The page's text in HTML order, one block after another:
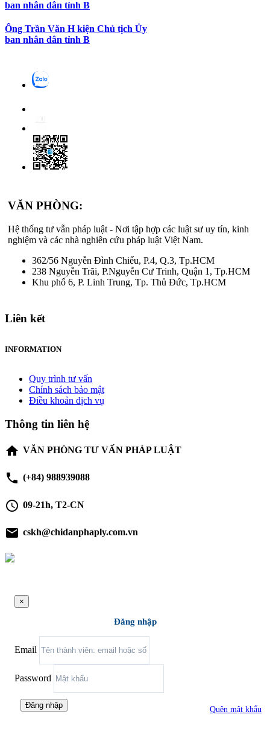
ban nhân dân tỉnh B
Ông Trần Văn H kiện Chủ tịch Ủy
ban nhân dân tỉnh B
VĂN PHÒNG:
Hệ thống tư vẫn pháp luật - Nơi tập hợp các luật sư uy tín, kinh
nghiệm và các nhà nghiên cứu pháp luật Việt Nam.
362/56 Nguyễn Đình Chiểu, P.4, Q.3, Tp.HCM
238 Nguyễn Trãi, P.Nguyễn Cư Trinh, Quận 1, Tp.HCM
Khu phố 6, P. Linh Trung, Tp. Thủ Đức, Tp.HCM
Liên kết
INFORMATION
Quy trình tư vấn
Chính sách bảo mật
Điều khoản dịch vụ
Thông tin liên hệ
home VĂN PHÒNG TƯ VẤN PHÁP LUẬT
phone (+84) 988939088
schedule 09-21h, T2-CN
email cskh@chidanphaply.com.vn
×
Đăng nhập
Email
Password
Đăng nhập Quên mật khẩu